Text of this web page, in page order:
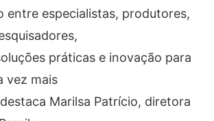
entre especialistas, produtores,
práticas e inovação para
vez mais
Marilsa Patrício, diretora